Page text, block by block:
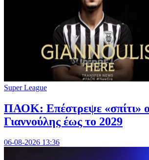
Super League
ΠΑΟΚ: Επέστρεψε «σπίτι»
Γιαννούλης έως το 2029
06-08-2026 13:36